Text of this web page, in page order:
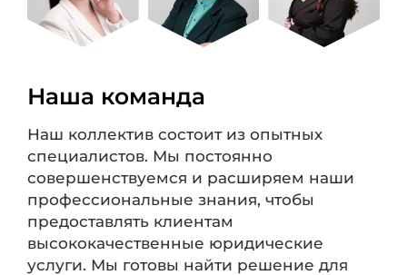
Наша команда
Наш коллектив состоит из опытных
специалистов. Мы постоянно
совершенствуемся и расширяем наши
профессиональные знания, чтобы
предоставлять клиентам
высококачественные юридические
услуги. Мы готовы найти решение для